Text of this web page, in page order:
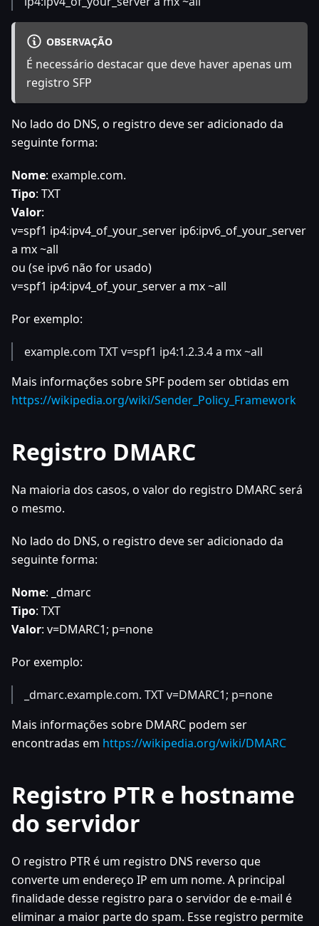
OBSERVAÇÃO
É necessário destacar que deve haver apenas um
registro SFP
No lado do DNS, o registro deve ser adicionado da
seguinte forma:
Nome: example.com.
Tipo: TXT
Valor:
v=spf1 ip4:ipv4_of_your_server ip6:ipv6_of_your_server
a mx ~all
ou (se ipv6 não for usado)
v=spf1 ip4:ipv4_of_your_servera mx ~all
Por exemplo:
example.com TXT v=spf1 ip4:1.2.3.4 a mx ~all
Mais informações sobre SPF podem ser obtidas em
https://wikipedia.org/wiki/Sender_Policy_Framework
Registro DMARC
Na maioria dos casos, o valor do registro DMARC será
o mesmo.
No lado do DNS, o registro deve ser adicionado da
seguinte forma:
Nome: _dmarc
Tipo: TXT
Valor: v=DMARC1; p=none
Por exemplo:
_dmarc.example.com. TXT v=DMARC1; p=none
Mais informações sobre DMARC podem ser
encontradas em https://wikipedia.org/wiki/DMARC
Registro PTR e hostname
do servidor
O registro PTR é um registro DNS reverso que
converte um endereço IP em um nome. A principal
finalidade desse registro para o servidor de e-mail é
eliminar a maior parte do spam. Esse registro permite